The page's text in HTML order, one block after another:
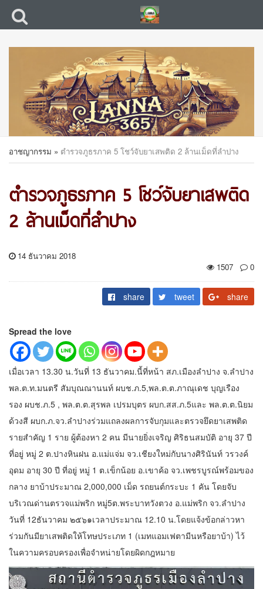
อาชญากรรม » ตำรวจภูธรภาค 5 โชว์จับยาเสพติด 2 ล้านเม็ดที่ลำปาง
ตำรวจภูธรภาค 5 โชว์จับยาเสพติด
2 ล้านเม็ดที่ลำปาง
14 ธันวาคม 2018
1507
0
share tweet share
Spread the love
เมื่อเวลา 13.30 น.วันที่ 13 ธันวาคม.นี้ที่หน้า สภ.เมืองลำปาง จ.ลำปาง
พล.ต.ท.มนตรี สัมบุณณานนท์ ผบช.ภ.5,พล.ต.ต.ภาณุเดช บุญเรือง
รอง ผบช.ภ.5 , พล.ต.ต.สุรพล เปรมบุตร ผบก.สส.ภ.5และ พล.ต.ต.นิยม
ด้วงสี ผบก.ภ.จว.ลำปางร่วมแถลงผลการจับกุมและตรวจยึดยาเสพติด
รายสำคัญ 1 ราย ผู้ต้องหา 2 คน มีนายยิ่งเจริญ ศิริธนสมบัติ อายุ 37 ปี
ที่อยู่ หมู่ 2 ต.ปางหินฝน อ.แม่แจ่ม จว.เชียงใหม่กับนางศิรินันท์ วรวงค์
อุดม อายุ 30 ปี ที่อยู่ หมู่ 1 ต.เข็กน้อย อ.เขาค้อ จว.เพชรบูรณ์พร้อมของ
กลาง ยาบ้าประมาณ 2,000,000 เม็ด รถยนต์กระบะ 1 คัน โดยจับ
บริเวณด่านตรวจแม่พริก หมู่5ต.พระบาทวังตวง อ.แม่พริก จว.ลำปาง
วันที่ 12ธันวาคม ๒๕๖๑เวลาประมาณ 12.10 น.โดยแจ้งข้อกล่าวหา
ร่วมกันมียาเสพติดให้โทษประเภท 1 (เมทแอมเฟตามีนหรือยาบ้า) ไว้
ในความครอบครองเพื่อจำหน่ายโดยผิดกฎหมาย